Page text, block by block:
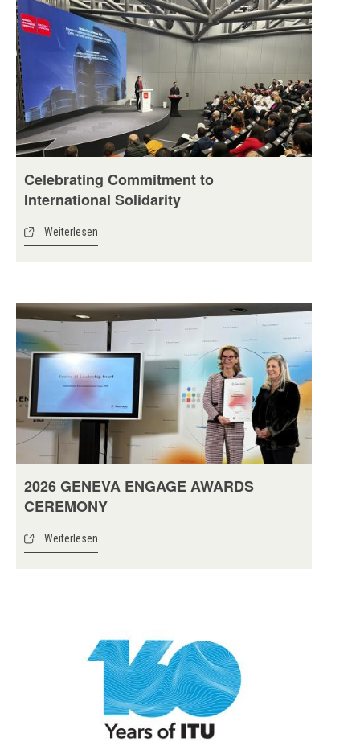
Celebrating Commitment to
International Solidarity
Weiterlesen
2026 GENEVA ENGAGE AWARDS
CEREMONY
Weiterlesen